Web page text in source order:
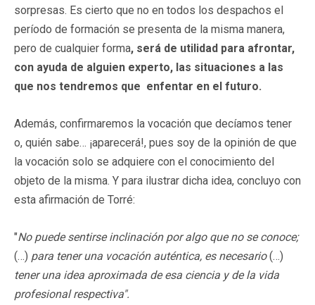
sorpresas. Es cierto que no en todos los despachos el
período de formación se presenta de la misma manera,
pero de cualquier forma, será de utilidad para afrontar,
con ayuda de alguien experto, las situaciones a las
que nos tendremos que enfentar en el futuro.
Además, confirmaremos la vocación que decíamos tener
o, quién sabe… ¡aparecerá!, pues soy de la opinión de que
la vocación solo se adquiere con el conocimiento del
objeto de la misma. Y para ilustrar dicha idea, concluyo con
esta afirmación de Torré:
"No puede sentirse inclinación por algo que no se conoce;
(…) para tener una vocación auténtica, es necesario(…)
tener una idea aproximada de esa ciencia y de la vida
profesional respectiva".